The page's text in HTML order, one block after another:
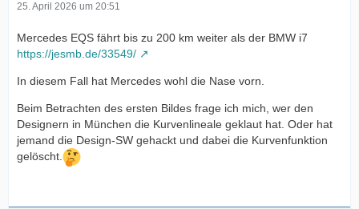
25. April 2026 um 20:51
Mercedes EQS fährt bis zu 200 km weiter als der BMW i7
https://jesmb.de/33549/
In diesem Fall hat Mercedes wohl die Nase vorn.
Beim Betrachten des ersten Bildes frage ich mich, wer den
Designern in München die Kurvenlineale geklaut hat. Oder hat
jemand die Design-SW gehackt und dabei die Kurvenfunktion
gelöscht.